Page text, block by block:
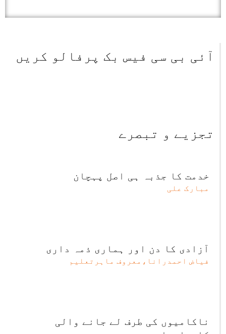
آئی بی سی فیس بک پرفالو کریں
تجزیے و تبصرے
خدمت کا جذبہ ہی اصل پہچان
مبارک علی
آزادی کا دن اور ہماری ذمہ داری
فیاض احمدرانا،معروف ماہرتعلیم
ناکامیوں کی طرف لے جانے والی